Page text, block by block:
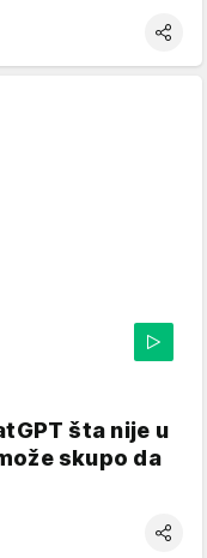
šta nije u
skupo da